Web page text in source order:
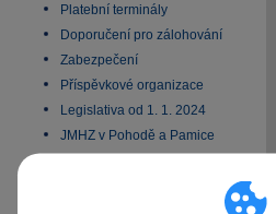
Platební terminály
Doporučení pro zálohování
Zabezpečení
Příspěvkové organizace
Legislativa od 1. 1. 2024
JMHZ v Pohodě a Pamice